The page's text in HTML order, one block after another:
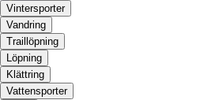
Vintersporter
Vandring
Traillöpning
Löpning
Klättring
Vattensporter